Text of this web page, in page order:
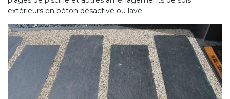
extérieurs en béton désactivé ou lavé.